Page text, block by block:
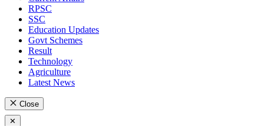
RPSC
SSC
Education Updates
Govt Schemes
Result
Technology
Agriculture
Latest News
Close
✕